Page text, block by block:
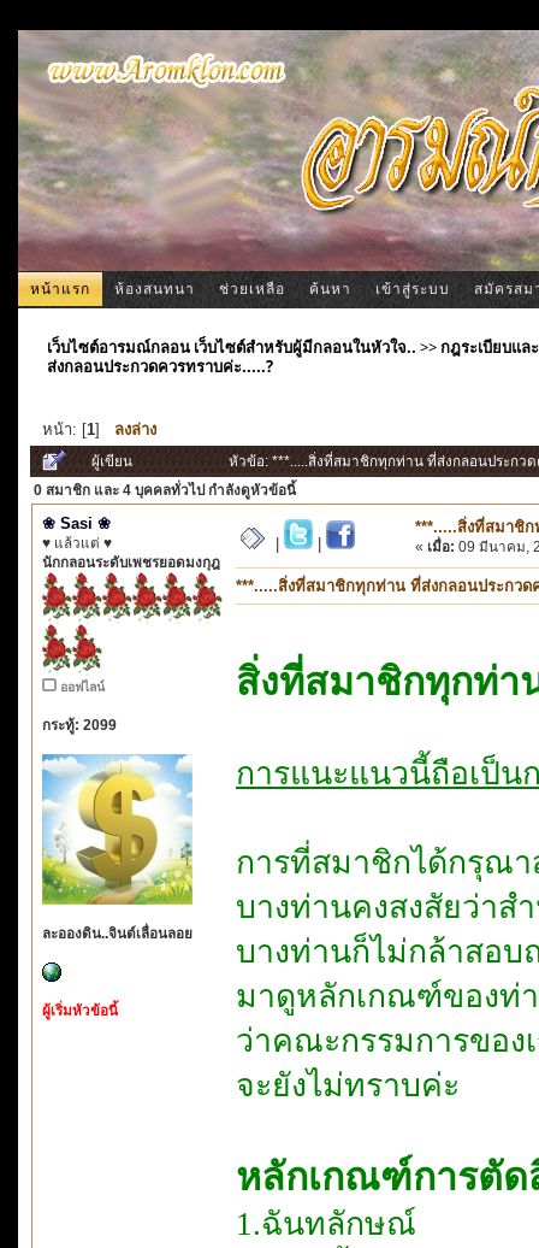
หน้าแรก ห้องสนทนา ช่วยเหลือ ค้นหา เข้าสู่ระบบ สมัครสม
เว็บไซต์อารมณ์กลอน เว็บไซต์สำหรับผู้มีกลอนในหัวใจ.. >>กฎระเบียบแล
ส่งกลอนประกวดควรทราบค่ะ.....?
หน้า: [1] ลงล่าง
ผู้เขียน
หัวข้อ: ***.....สิ่งที่สมาชิกทุกท่าน ที่ส่งกลอนประกว
0 สมาชิก และ 4 บุคคลทั่วไป กำลังดูหัวข้อนี้
❀ Sasi ❀
♥ แล้วแต่ ♥
นักกลอนระดับเพชรยอดมงกุฎ
ออฟไลน์
กระทู้: 2099
ละอองดิน..จินต์เลื่อนลอย
ผู้เริ่มหัวข้อนี้
***.....สิ่งที่สมาชิ
« เมื่อ: 09 มีนาคม,
***.....สิ่งที่สมาชิกทุกท่าน ที่ส่งกลอนประกวด
สิ่งที่สมาชิกทุกท่า
การแนะแนวนี้ถือเป็
การที่สมาชิกได้กรุณา
บางท่านคงสงสัยว่าส
บางท่านก็ไม่กล้าสอ
มาดูหลักเกณฑ์ของท่
ว่าคณะกรรมการของ
จะยังไม่ทราบค่ะ
หลักเกณฑ์การตัด
1.ฉันทลักษณ์